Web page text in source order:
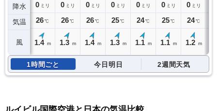
降水
気温
風
0 ミリ
26℃
1.4 m
0 ミリ
26℃
1.3 m
0 ミリ
26℃
1.4 m
0 ミリ
25℃
1.3 m
0 ミリ
24℃
1.1 m
0 ミリ
25℃
1.1 m
0 ミリ
24℃
1.2 m
1時間ごと 今日明日 2週間天気